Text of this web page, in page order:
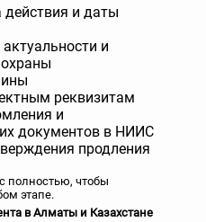
действия и даты
и
реквизитам
и
документов в НИИС
продления
полностью, чтобы
этапе.
в Алматы и Казахстане